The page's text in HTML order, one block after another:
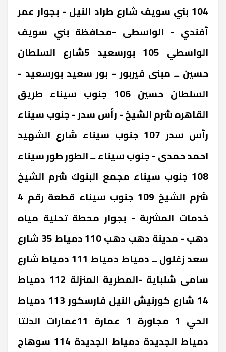
104 ‎بني سويف ‎شارع طراد النيل - بجوار عمر
أفندي - الواسطى -محافظة بني سويف
‎الواسطي 105 ‎بورسعيد ‎5شارع السلطان
حسين ــ مبنى فيربور - بور سعيد ‎بورسعيد -
السلطان حسين 106 ‎جنوب سيناء ‎طريق
القاهره شرم الشيخ - رأس سدر - جنوب سيناء
‎رأس سدر 107 ‎جنوب سيناء ‎شارع الشهيد
احمد حمدى - جنوب سيناء ــ الطور ‎طور سيناء
108 ‎جنوب سيناء ‎مجمع البنوك شرم الشيخ
‎شرم الشيخ 109 ‎جنوب سيناء ‎قطعة رقم 4
خدمات المشربة - بجوار محطة تحلية مياه
دهب - مدينة دهب ‎دهب 110 ‎دمياط ‎35 شارع
سعد زغلول ــ دمياط ‎دمياط 111 ‎دمياط ‎شارع
سامى شلباية -المطرية ‎المنزلة 112 ‎دمياط
‎14 شارع كورنيش النيل ‎فارسكور 113 ‎دمياط
‎الحي 1 مجاورة 1 عمارة 11عمارات الدلتا
دمياط الجديدة ‎دمياط الجديدة 114 ‎سوهاج